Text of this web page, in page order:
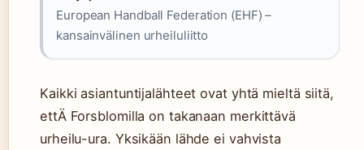
European Handball Federation (EHF) –
kansainvälinen urheiluliitto
Kaikki asiantuntijalähteet ovat yhtä mieltä siitä,
ettÄ Forsblomilla on takanaan merkittävä
urheilu-ura. Yksikään lähde ei vahvista